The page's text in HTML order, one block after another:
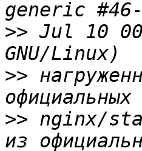
>> Jul 10
>>
>> nginx/